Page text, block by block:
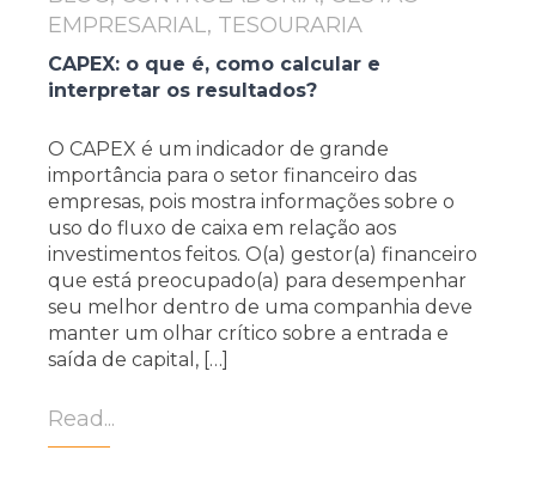
EMPRESARIAL, TESOURARIA
CAPEX: o que é, como calcular e
interpretar os resultados?
O CAPEX é um indicador de grande
importância para o setor financeiro das
empresas, pois mostra informações sobre o
uso do fluxo de caixa em relação aos
investimentos feitos. O(a) gestor(a) financeiro
que está preocupado(a) para desempenhar
seu melhor dentro de uma companhia deve
manter um olhar crítico sobre a entrada e
saída de capital, […]
Read...